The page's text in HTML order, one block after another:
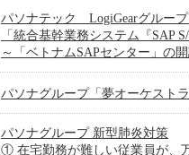
パソナテック LogiGearグルー
「統合基幹業務システム『SAP
～「ベトナムSAPセンター」の
パソナグループ「夢オーケスト
パソナグループ 新型肺炎対策
① 在宅勤務が難しい従業員が、